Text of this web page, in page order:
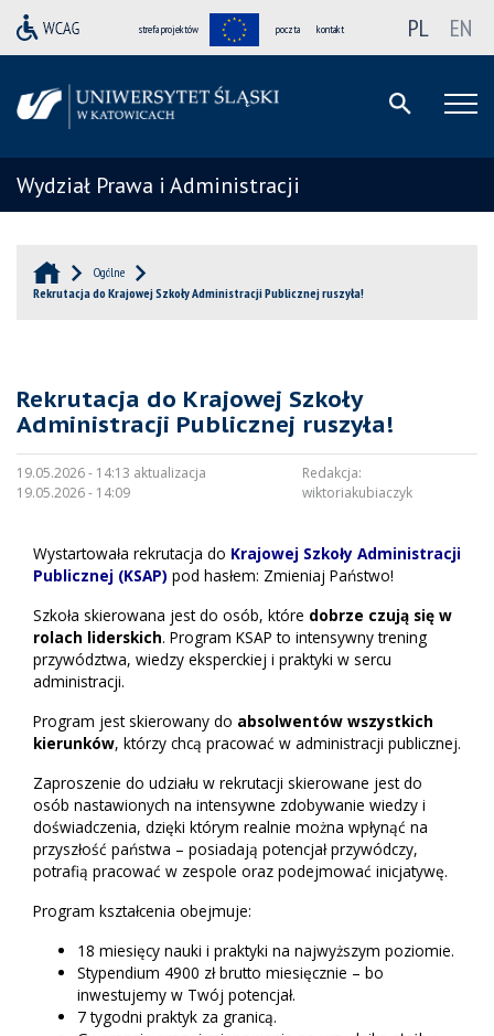
strefa projektów poczta kontakt PL EN
Wydział Prawa i Administracji
Ogólne
Rekrutacja do Krajowej Szkoły Administracji Publicznej ruszyła!
Rekrutacja do Krajowej Szkoły
Administracji Publicznej ruszyła!
19.05.2026 - 14:13 aktualizacja
19.05.2026 - 14:09
Redakcja:
wiktoriakubiaczyk
Wystartowała rekrutacja do Krajowej Szkoły Administracji
Publicznej (KSAP) pod hasłem: Zmieniaj Państwo!
Szkoła skierowana jest do osób, które dobrze czują się w
rolach liderskich. Program KSAP to intensywny trening
przywództwa, wiedzy eksperckiej i praktyki w sercu
administracji.
Program jest skierowany do absolwentów wszystkich
kierunków, którzy chcą pracować w administracji publicznej.
Zaproszenie do udziału w rekrutacji skierowane jest do
osób nastawionych na intensywne zdobywanie wiedzy i
doświadczenia, dzięki którym realnie można wpłynąć na
przyszłość państwa – posiadają potencjał przywódczy,
potrafią pracować w zespole oraz podejmować inicjatywę.
Program kształcenia obejmuje:
18 miesięcy nauki i praktyki na najwyższym poziomie.
Stypendium 4900 zł brutto miesięcznie – bo
inwestujemy w Twój potencjał.
7 tygodni praktyk za granicą.